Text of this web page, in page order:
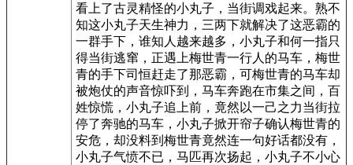
看上了古灵精怪的小丸子，当街调戏起来。熟不
知这小丸子天生神力，三两下就解决了这恶霸的
一群手下，谁知人越来越多，小丸子和何一指只
得当街逃窜，正遇上梅世青一行人的马车，梅世
青的手下司恒赶走了那恶霸，可梅世青的马车却
被炮仗的声音惊吓到，马车奔跑在市集之间，百
姓惊慌，小丸子追上前，竟然以一己之力当街拉
停了奔驰的马车，小丸子掀开帘子确认梅世青的
安危，却没料到梅世青竟然连一句好话都没有，
小丸子气愤不已，马匹再次扬起，小丸子不小心